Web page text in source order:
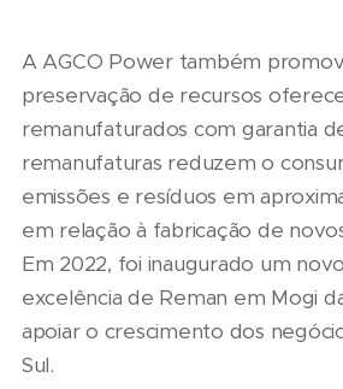
A AGCO Power também
preservação de recursos
remanufaturados com garantia
remanufaturas reduzem o
emissões e resíduos em
em relação à fabricação de
Em 2022, foi inaugurado um
excelência de Reman em Mogi
apoiar o crescimento dos
Sul.